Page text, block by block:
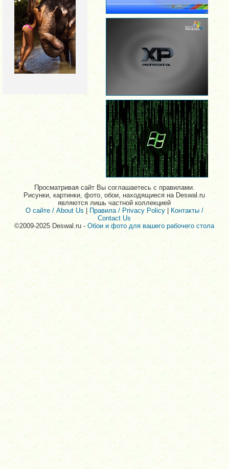
Просматривая сайт Вы соглашаетесь с правилами.
Рисунки, картинки, фото, обои, находящиеся на Deswal.ru
являются лишь частной коллекцией
О сайте / About Us
Правила / Privacy Policy| Контакты /
Contact Us
©2009-2025 Deswal.ru -Обои и фото для вашего рабочего стола